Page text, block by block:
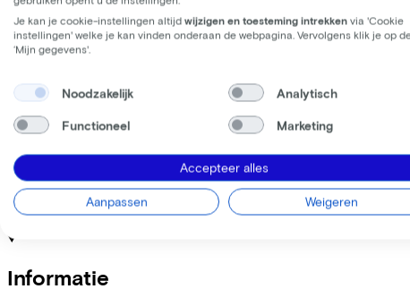
Hoog
Accu afneembaar
Ja
Deze fiets lease je via je werkgever. Bereken de leaseprijs
Bruto maandsalaris
Mijn werkgever betaalt
Let op: de vermelde lease- en verkoopprijzen zijn
Leaseprijs p/m vanaf
€89,87
Incl. Service & verzekeringspakket
Overnameprijs na 3 jaar: €759,80
Informatie
Je kan je cookie-instellingen altijd wijzigen en toesteming intrekken via 'Cookie
instellingen' welke je kan vinden onderaan de webpagina. Vervolgens klik je op
‘Mijn gegevens'.
Noodzakelijk Analytisch
Functioneel Marketing
Accepteer alles
Aanpassen Weigeren